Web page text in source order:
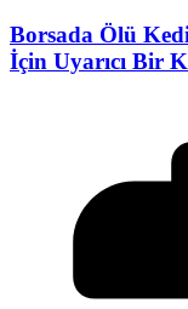
Borsada Ölü Kedi
İçin Uyarıcı Bir